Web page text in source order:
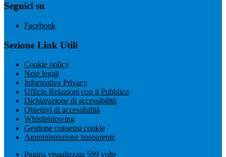
Seguici su
Facebook
Sezione Link Utili
Cookie policy
Note legali
Informativa Privacy
Ufficio Relazioni con il Pubblico
Dichiarazione di accessibilità
Obiettivi di accessibilità
Whistleblowing
Gestione consensi cookie
Amministrazione trasparente
Pagina visualizzata 599 volte